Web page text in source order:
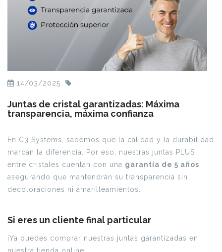
14/03/2025
Juntas de cristal garantizadas: Máxima
transparencia, máxima confianza
En C3 Systems, sabemos que la calidad y la durabilidad
marcan la diferencia. Por eso, nuestras juntas PLUS
entre cristales cuentan con una garantía de 5 años
asegurando que mantendrán su transparencia sin
decoloraciones ni amarilleamientos.
Si eres un cliente final particular
¡Ya puedes comprar nuestras juntas garantizadas en